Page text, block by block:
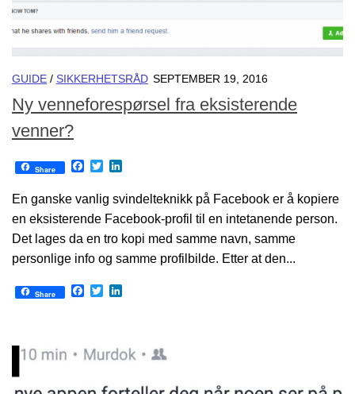
GUIDE / SIKKERHETSRÅD SEPTEMBER 19, 2016
Ny venneforespørsel fra eksisterende
venner?
Share Facebook
Twitter
En ganske vanlig svindelteknikk på Facebook er å kopiere
en eksisterende Facebook-profil til en intetanende person.
Det lages da en tro kopi med samme navn, samme
personlige info og samme profilbilde. Etter at den...
Share Facebook
Twitter